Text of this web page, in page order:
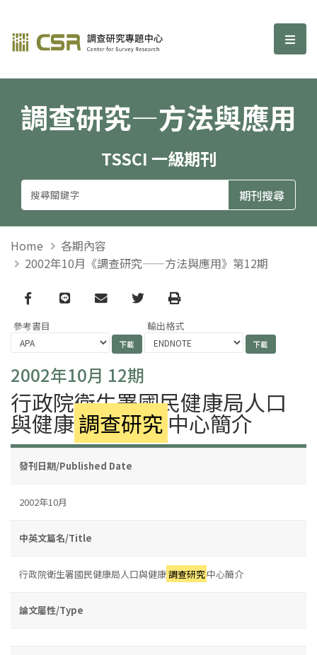
調查研究—方法與應用期刊 選
調查研究—方法與應用
TSSCI 一級期刊
Home
各期內容
2002年10月《調查研究——方法與應用》第12期
Facebook
line email TwitterPrint
參考書目 輸出格式
2002年10月 12期
行政院衛生署國民健康局人口
與健康調查研究 中心簡介
發刊日期/Published Date
2002年10月
中英文篇名/Title
行政院衛生署國民健康局人口與健康調查研究中心簡介
論文屬性/Type